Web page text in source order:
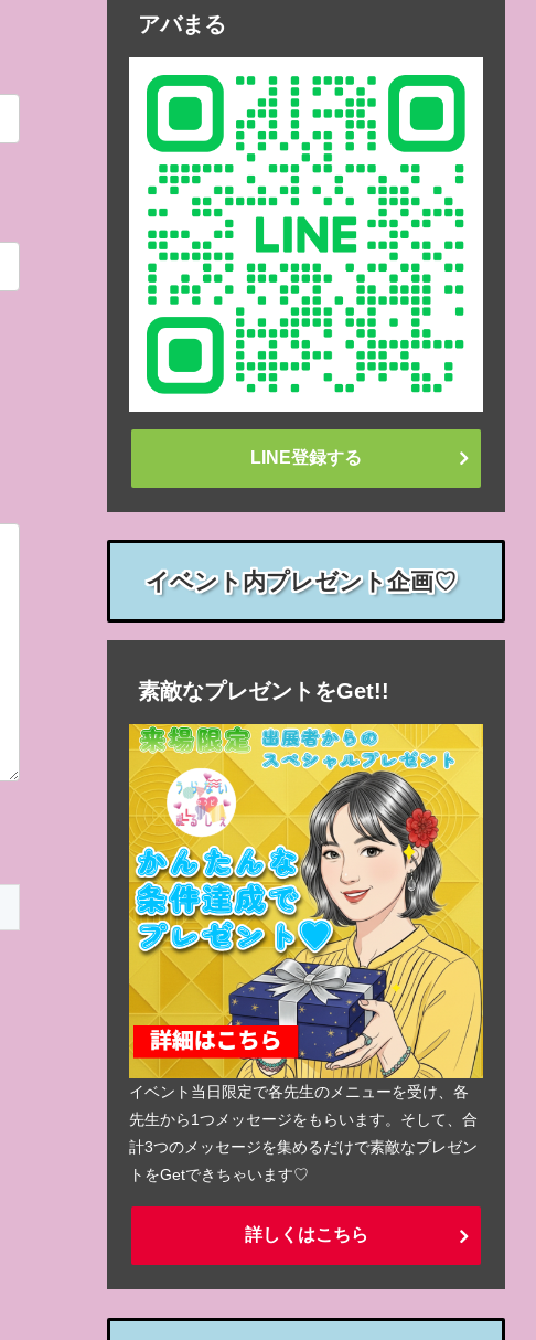
アバまる
LINE登録する
イベント内プレゼント企画♡
素敵なプレゼントをGet!!
イベント当日限定で各先生のメニューを受け、各
先生から1つメッセージをもらいます。そして、合
計3つのメッセージを集めるだけで素敵なプレゼン
トをGetできちゃいます♡
詳しくはこちら